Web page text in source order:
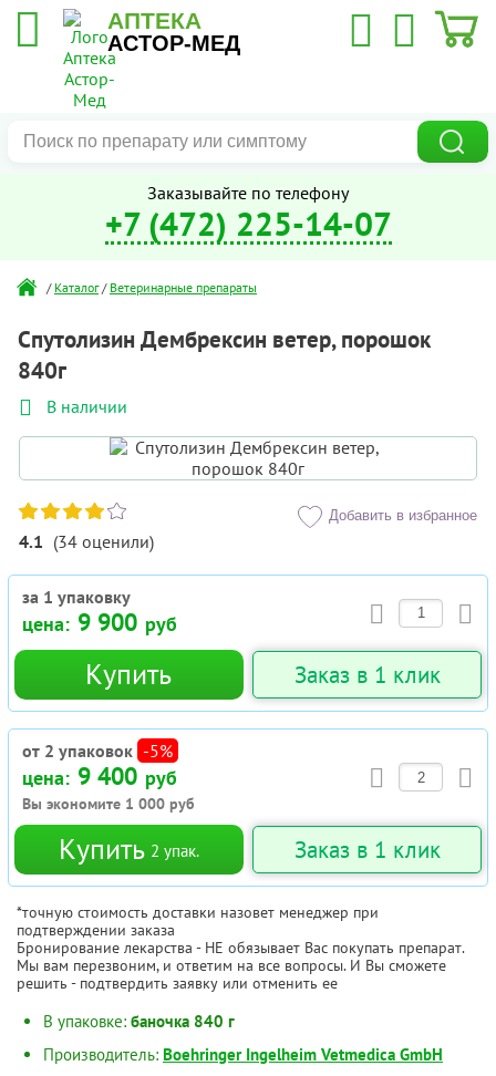
АПТЕКА
АСТОР-МЕД
Заказывайте по телефону
+7 (472) 225-14-07
/ Каталог / Ветеринарные препараты
Спутолизин Дембрексин ветер, порошок
840г
В наличии
4.1 (34 оценили)
Добавить в избранное
за 1 упаковку
цена: 9 900 руб
Купить Заказ в 1 клик
от 2 упаковок -5%
цена: 9 400 руб
Вы экономите 1 000 руб
Купить 2 упак. Заказ в 1 клик
*точную стоимость доставки назовет менеджер при
подтверждении заказа
Бронирование лекарства - НЕ обязывает Вас покупать препарат.
Мы вам перезвоним, и ответим на все вопросы. И Вы сможете
решить - подтвердить заявку или отменить ее
В упаковке: баночка 840 г
Производитель: Boehringer Ingelheim Vetmedica GmbH